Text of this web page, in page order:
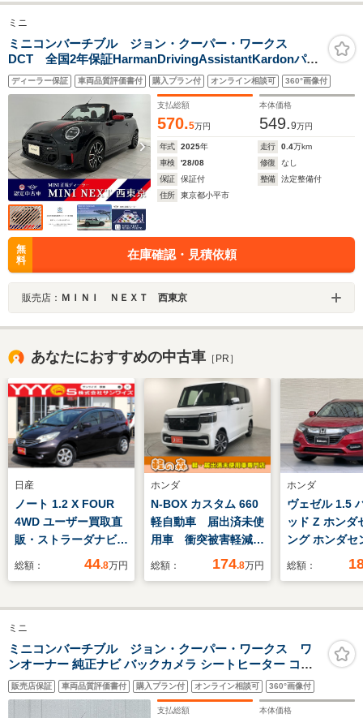
ミニ
ミニコンバーチブル ジョン・クーパー・ワークス
DCT 全国2年保証HarmanDrivingAssistantKardonパー
ク アシストシステムプラスヘッドアップディスプレイ
Personal eSIM運転席アクティブ シート運転席電動シー
ト調節Fシート ヒーター18AW
ディーラー保証 車両品質評価書付 購入プラン付 オンライン相談可 360°画像付
支払総額
570.5万円
本体価格
549.9万円
年式 2025年 走行 0.4万km
車検
'28/08 修復
なし
保証
保証付 整備
法定整備付
住所
東京都小平市
無
料
在庫確認・見積依頼
販売店： ＭＩＮＩ ＮＥＸＴ 西東京
あなたにおすすめの中古車 ［PR］
日産
ノート 1.2 X FOUR
4WD ユーザー買取直
販・ストラーダナビ・
ガイドライン付きバッ
ディオ・ETC・パート
タイム4WD・寒冷地
仕様・スマートキー・
プッシュスタート・盗
難防止システム
総額： 44.8万円
ホンダ
N-BOX カスタム 660
軽自動車 届出済未使
用車 衝突被害軽減ブ
レーキ アダプティブ
両側スライド片側電動
シートヒーター バッ
クカメラ フルフラッ
トシート ABS
総額： 174.8万円
ホンダ
ヴェゼル 1.5
ッド Z ホンダ
ング ホンダセ
グ 衝突軽減
リング 路外
ルーズコン
車線維持支援
ム 標識認識
総額：
ミニ
ミニコンバーチブル ジョン・クーパー・ワークス ワ
ンオーナー 純正ナビ バックカメラ シートヒーター コン
フォートアクセス アクティブクルーズコントロール
Bluetooth 障害物ソナー ETC2.0 Yoursソフトトップ パー
キングアシスト ACC ヘッドアップディスプレイ
販売店保証 車両品質評価書付 購入プラン付 オンライン相談可 360°画像付
支払総額 本体価格